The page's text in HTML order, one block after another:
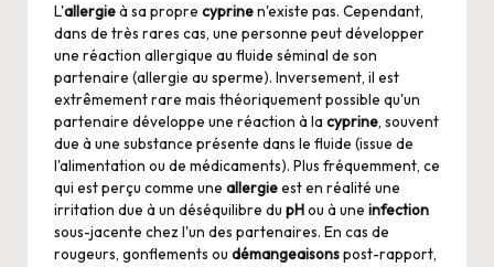
L'allergieà sa propre cyprinen'existe pas. Cependant,
dans de très rares cas, une personne peut développer
une réaction allergique au fluide séminal de son
partenaire (allergie au sperme). Inversement, il est
extrêmement rare mais théoriquement possible qu'un
partenaire développe une réaction à la cyprine, souvent
due à une substance présente dans le fluide (issue de
l'alimentation ou de médicaments). Plus fréquemment, ce
qui est perçu comme une allergieest en réalité une
irritation due à un déséquilibre du pHou à une infection
sous-jacente chez l'un des partenaires. En cas de
rougeurs, gonflements ou démangeaisonspost-rapport,